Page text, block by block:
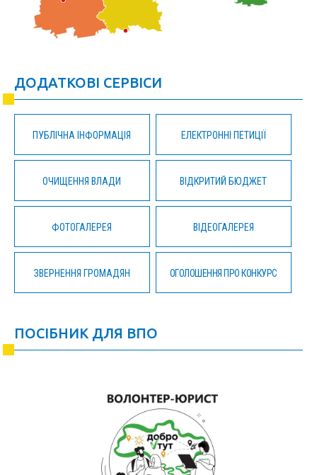
ДОДАТКОВІ СЕРВІСИ
ПУБЛІЧНА ІНФОРМАЦІЯ ЕЛЕКТРОННІ ПЕТИЦІЇ
ОЧИЩЕННЯ ВЛАДИ ВІДКРИТИЙ БЮДЖЕТ
ФОТОГАЛЕРЕЯ ВІДЕОГАЛЕРЕЯ
ЗВЕРНЕННЯ ГРОМАДЯН ОГОЛОШЕННЯ ПРО КОНКУРС
ПОСІБНИК ДЛЯ ВПО